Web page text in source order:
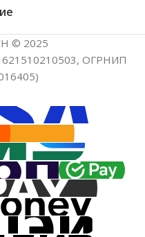
© 2025
ОГРНИП